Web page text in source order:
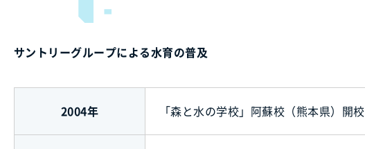
サントリーグループによる水育の普及
2004年 「森と水の学校」阿蘇校（熊本県）開校